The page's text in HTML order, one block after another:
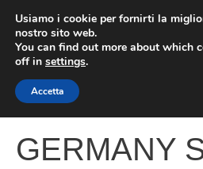
contenuto
GERMANY
Usiamo i cookie per fornirti la
nostro sito web.
You can find out more about which
off in settings.
Accetta